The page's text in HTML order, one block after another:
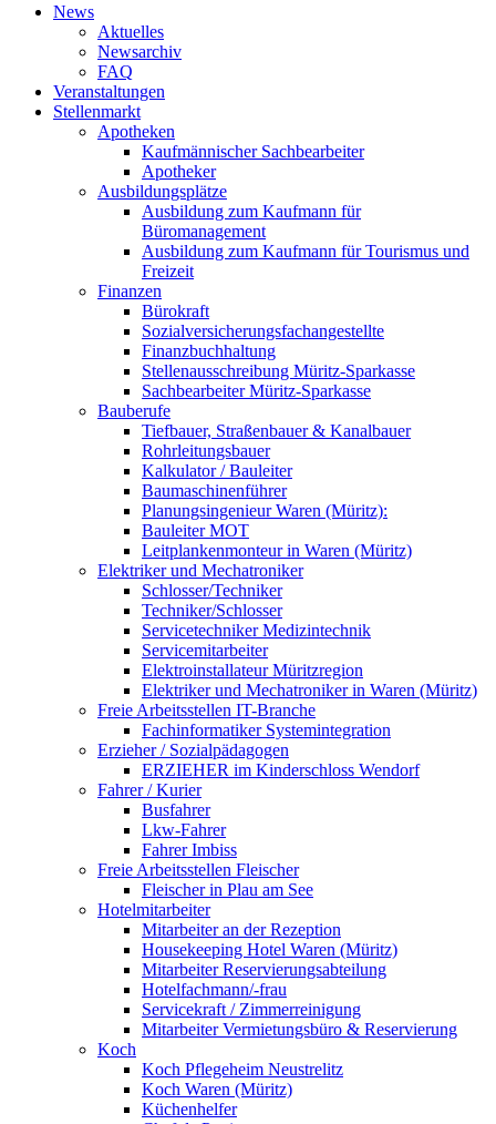
News
Aktuelles
Newsarchiv
FAQ
Veranstaltungen
Stellenmarkt
Apotheken
Kaufmännischer Sachbearbeiter
Apotheker
Ausbildungsplätze
Ausbildung zum Kaufmann für
Büromanagement
Ausbildung zum Kaufmann für Tourismus und
Freizeit
Finanzen
Bürokraft
Sozialversicherungsfachangestellte
Finanzbuchhaltung
Stellenausschreibung Müritz-Sparkasse
Sachbearbeiter Müritz-Sparkasse
Bauberufe
Tiefbauer, Straßenbauer & Kanalbauer
Rohrleitungsbauer
Kalkulator / Bauleiter
Baumaschinenführer
Planungsingenieur Waren (Müritz):
Bauleiter MOT
Leitplankenmonteur in Waren (Müritz)
Elektriker und Mechatroniker
Schlosser/Techniker
Techniker/Schlosser
Servicetechniker Medizintechnik
Servicemitarbeiter
Elektroinstallateur Müritzregion
Elektriker und Mechatroniker in Waren (Müritz)
Freie Arbeitsstellen IT-Branche
Fachinformatiker Systemintegration
Erzieher / Sozialpädagogen
ERZIEHER im Kinderschloss Wendorf
Fahrer / Kurier
Busfahrer
Lkw-Fahrer
Fahrer Imbiss
Freie Arbeitsstellen Fleischer
Fleischer in Plau am See
Hotelmitarbeiter
Mitarbeiter an der Rezeption
Housekeeping Hotel Waren (Müritz)
Mitarbeiter Reservierungsabteilung
Hotelfachmann/-frau
Servicekraft / Zimmerreinigung
Mitarbeiter Vermietungsbüro & Reservierung
Koch
Koch Pflegeheim Neustrelitz
Koch Waren (Müritz)
Küchenhelfer